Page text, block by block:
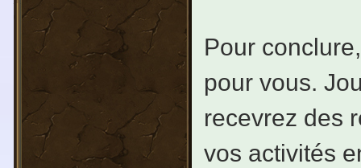
Pour
pour vous.
recevrez des
vos activités